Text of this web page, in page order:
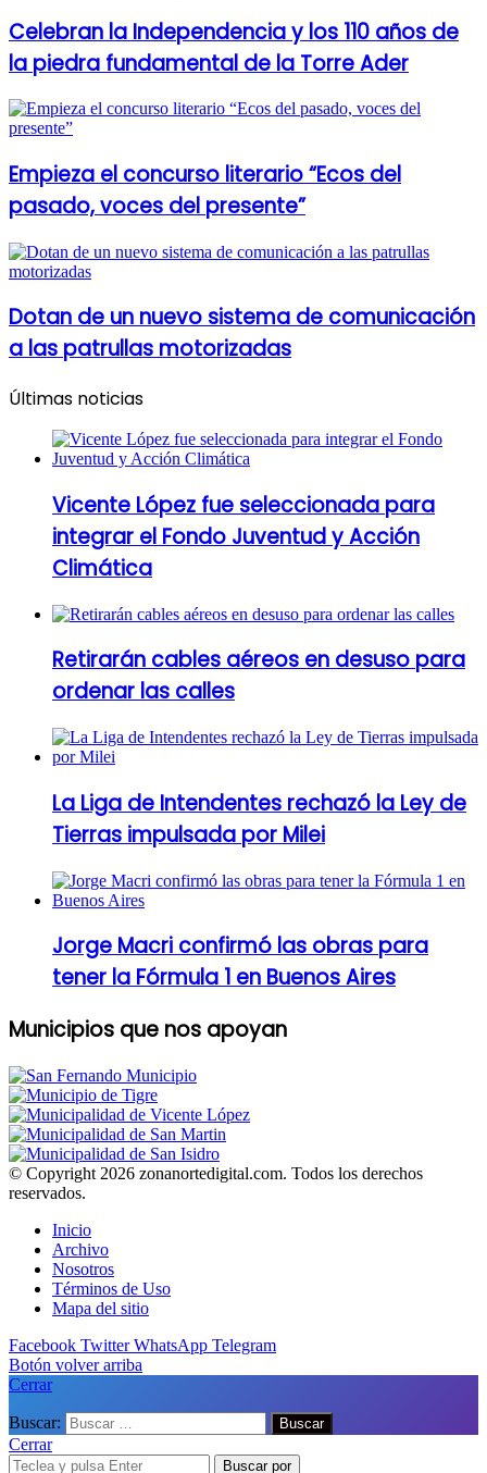
Celebran la Independencia y los 110 años de
la piedra fundamental de la Torre Ader
Empieza el concurso literario “Ecos del
pasado, voces del presente”
Dotan de un nuevo sistema de comunicación
a las patrullas motorizadas
Últimas noticias
Vicente López fue seleccionada para
integrar el Fondo Juventud y Acción
Climática
Retirarán cables aéreos en desuso para
ordenar las calles
La Liga de Intendentes rechazó la Ley de
Tierras impulsada por Milei
Jorge Macri confirmó las obras para
tener la Fórmula 1 en Buenos Aires
Municipios que nos apoyan
© Copyright 2026 zonanortedigital.com. Todos los derechos
reservados.
Inicio
Archivo
Nosotros
Términos de Uso
Mapa del sitio
Facebook Twitter WhatsApp Telegram
Botón volver arriba
Cerrar
Buscar:
Cerrar
Buscar por